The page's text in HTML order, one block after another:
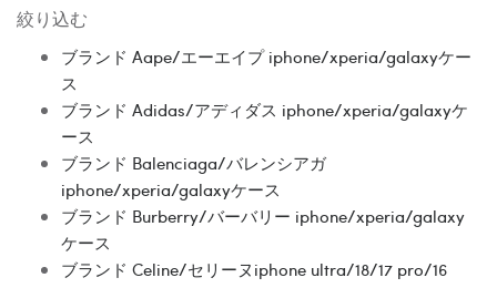
絞り込む
ブランド Aape/エーエイプ iphone/xperia/galaxyケー
ス
ブランド Adidas/アディダス iphone/xperia/galaxyケ
ース
ブランド Balenciaga/バレンシアガ
iphone/xperia/galaxyケース
ブランド Burberry/バーバリー iphone/xperia/galaxy
ケース
ブランド Celine/セリーヌiphone ultra/18/17 pro/16